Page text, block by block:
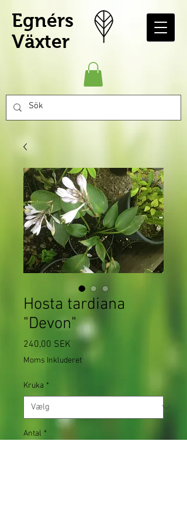
Egnérs
Växter
Hosta tardiana
"Devon"
240,00 SEK Pris
Moms Inkluderet
Kruka *
Antal *